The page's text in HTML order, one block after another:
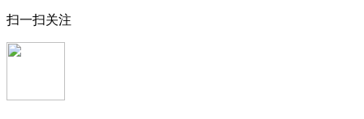
扫一扫关注